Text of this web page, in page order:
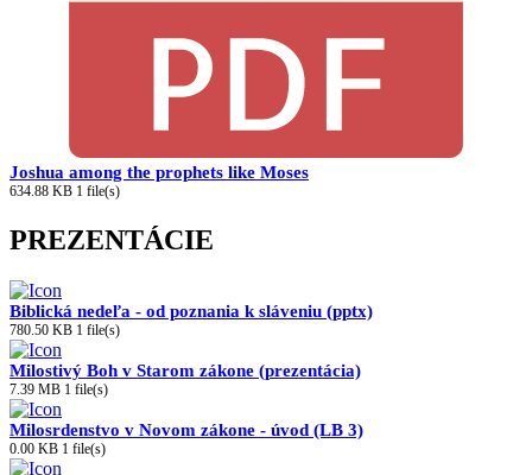
Joshua among the prophets like Moses
634.88 KB 1 file(s)
PREZENTÁCIE
Biblická nedeľa - od poznania k sláveniu (pptx)
780.50 KB 1 file(s)
Milostivý Boh v Starom zákone (prezentácia)
7.39 MB 1 file(s)
Milosrdenstvo v Novom zákone - úvod (LB 3)
0.00 KB 1 file(s)